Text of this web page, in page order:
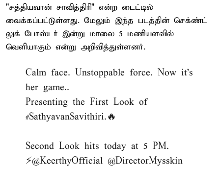
"சத்தியவான் சாவித்திரி" என்ற டைட்டில்
வைக்கப்பட்டுள்ளது. மேலும் இந்த படத்தின் செக்ண்ட்
லுக் போஸ்டர் இன்று மாலை 5 மணியளவில்
வெளியாகும் என்று அறிவித்துள்ளனர்.
Calm face. Unstoppable force. Now it’s
her game..
Presenting the First Look of
#SathyavanSavithiri.🔥
Second Look hits today at 5 PM.
⚡️@KeerthyOfficial @DirectorMysskin